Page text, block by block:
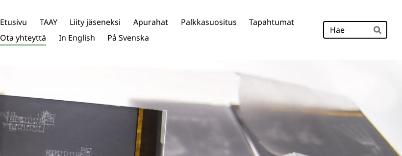
Etusivu TAAY Liity jäseneksi Apurahat Palkkasuositus
Tapahtumat
Ota yhteyttä
In English På Svenska Hae